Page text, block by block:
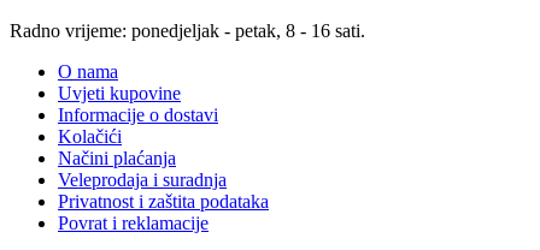
Radno vrijeme: ponedjeljak - petak, 8 - 16 sati.
O nama
Uvjeti kupovine
Informacije o dostavi
Kolačići
Načini plaćanja
Veleprodaja i suradnja
Privatnost i zaštita podataka
Povrat i reklamacije